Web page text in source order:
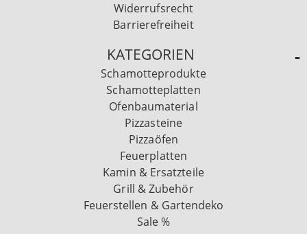
Widerrufsrecht
Barrierefreiheit
KATEGORIEN
Schamotteprodukte
Schamotteplatten
Ofenbaumaterial
Pizzasteine
Pizzaöfen
Feuerplatten
Kamin & Ersatzteile
Grill & Zubehör
Feuerstellen & Gartendeko
Sale %